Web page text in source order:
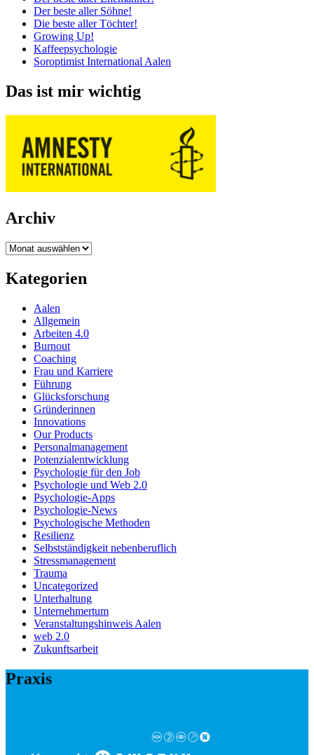
Der beste aller Söhne!
Die beste aller Töchter!
Growing Up!
Kaffeepsychologie
Soroptimist International Aalen
Das ist mir wichtig
Archiv
Archiv
Kategorien
Aalen
Allgemein
Arbeiten 4.0
Burnout
Coaching
Frau und Karriere
Führung
Glücksforschung
Gründerinnen
Innovations
Our Products
Personalmanagement
Potenzialentwicklung
Psychologie für den Job
Psychologie und Web 2.0
Psychologie-Apps
Psychologie-News
Psychologische Methoden
Resilienz
Selbstständigkeit nebenberuflich
Stressmanagement
Trauma
Uncategorized
Unterhaltung
Unternehmertum
Veranstaltungshinweis Aalen
web 2.0
Zukunftsarbeit
Praxis